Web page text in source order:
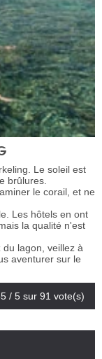
Le soleil est
brûlures.
le corail, et ne
Les hôtels en ont
la qualité n'est
lagon, veillez à
aventurer sur le
/ 5 sur 91 vote(s)